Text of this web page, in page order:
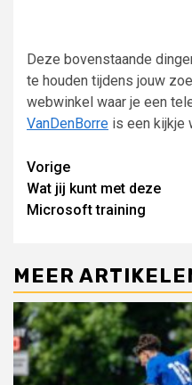
Deze bovenstaande
te houden tijdens jouw
webwinkel waar je een
VanDenBorre is een kijkje
Lees
verder
Vorige
Wat jij kunt met deze
Microsoft training
MEER